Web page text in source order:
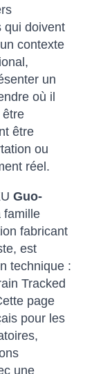
qui doivent
contexte
un
où il
être
être
ou
réel.
Guo-
famille
fabricant
est
technique :
Tracked
page
pour les
une